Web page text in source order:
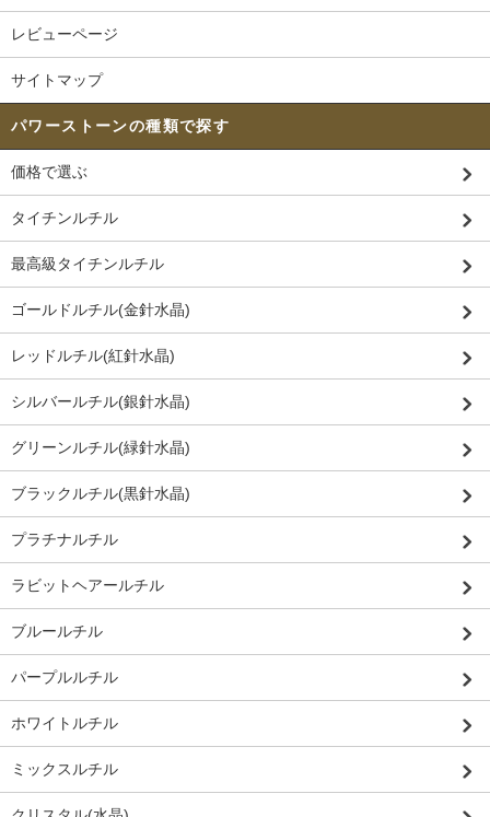
レビューページ
サイトマップ
パワーストーンの種類で探す
価格で選ぶ
タイチンルチル
最高級タイチンルチル
ゴールドルチル(金針水晶)
レッドルチル(紅針水晶)
シルバールチル(銀針水晶)
グリーンルチル(緑針水晶)
ブラックルチル(黒針水晶)
プラチナルチル
ラビットヘアールチル
ブルールチル
パープルルチル
ホワイトルチル
ミックスルチル